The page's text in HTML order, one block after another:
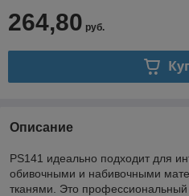
264,80 руб.
Описание
PS141 идеально подходит для
обивочными и набивочными
тканями. Это профессиональный